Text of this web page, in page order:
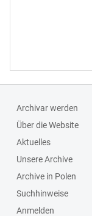
Archivar werden
Über die Website
Aktuelles
Unsere Archive
Archive in Polen
Suchhinweise
Anmelden